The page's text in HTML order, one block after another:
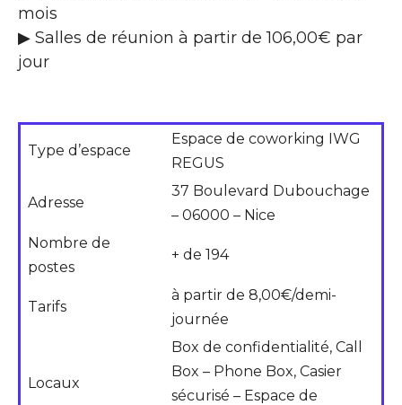
mois
▶ Salles de réunion à partir de 106,00€ par
jour
Type d’espace
Espace de coworking IWG
REGUS
Adresse
37 Boulevard Dubouchage
– 06000 – Nice
Nombre de
postes
+ de 194
Tarifs
à partir de 8,00€/demi-
journée
Locaux
Box de confidentialité, Call
Box – Phone Box, Casier
sécurisé – Espace de